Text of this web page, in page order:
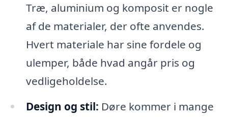
Træ, aluminium og komposit er nogle
af de materialer, der ofte anvendes.
Hvert materiale har sine fordele og
ulemper, både hvad angår pris og
vedligeholdelse.
Design og stil: Døre kommer i mange